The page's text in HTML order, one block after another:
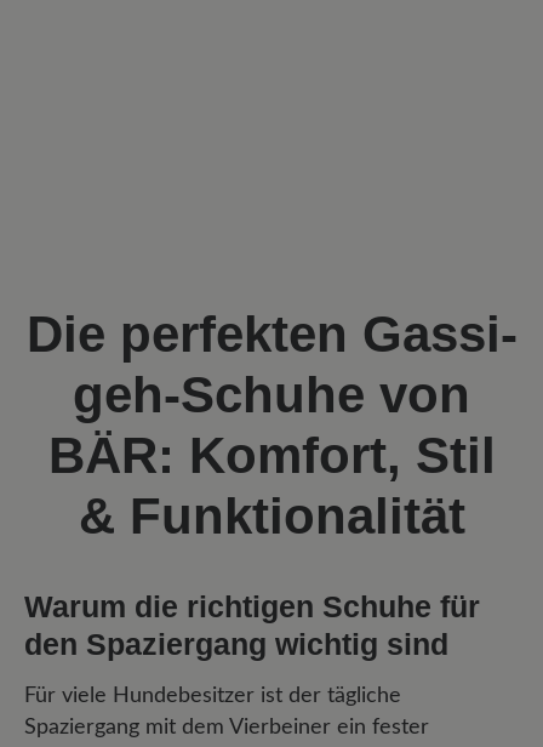
Die perfekten Gassi-
geh-Schuhe von
BÄR: Komfort, Stil
& Funktionalität
Warum die richtigen Schuhe für
den Spaziergang wichtig sind
Für viele Hundebesitzer ist der tägliche
Spaziergang mit dem Vierbeiner ein fester